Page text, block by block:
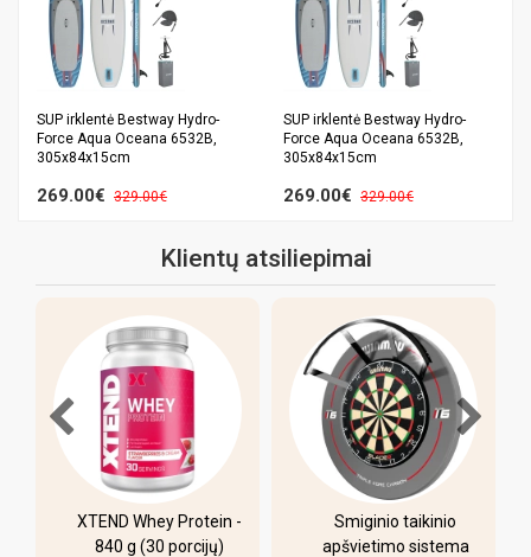
SUP irklentė Bestway Hydro-
Force Aqua Oceana 6532B,
305x84x15cm
269.00€ 329.00€
SUP irklentė Bestway Hydro-
Force Aqua Oceana 6532B,
305x84x15cm
269.00€ 329.00€
Klientų atsiliepimai
Smiginio taikinio
apšvietimo sistema
Pulo stalas Bilaro
Winner 7 pėdų